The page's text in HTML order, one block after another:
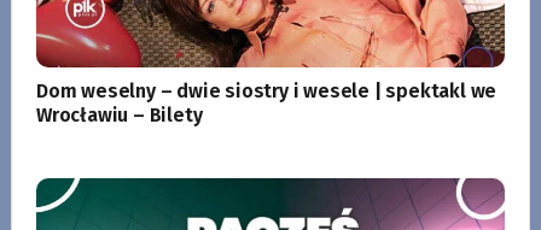
Dom weselny – dwie siostry i wesele | spektakl we
Wrocławiu – Bilety